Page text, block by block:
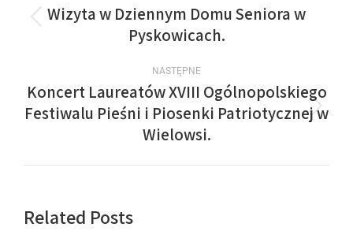
Wizyta w Dziennym Domu Seniora w
Pyskowicach.
NASTĘPNE
Koncert Laureatów XVIII Ogólnopolskiego
Festiwalu Pieśni i Piosenki Patriotycznej w
Wielowsi.
Related Posts